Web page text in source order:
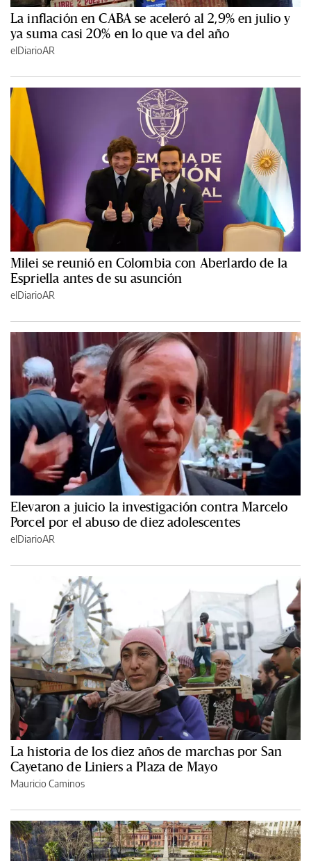
La inflación en CABA se aceleró al 2,9% en julio y
ya suma casi 20% en lo que va del año
elDiarioAR
Milei se reunió en Colombia con Aberlardo de la
Espriella antes de su asunción
elDiarioAR
Elevaron a juicio la investigación contra Marcelo
Porcel por el abuso de diez adolescentes
elDiarioAR
La historia de los diez años de marchas por San
Cayetano de Liniers a Plaza de Mayo
Mauricio Caminos